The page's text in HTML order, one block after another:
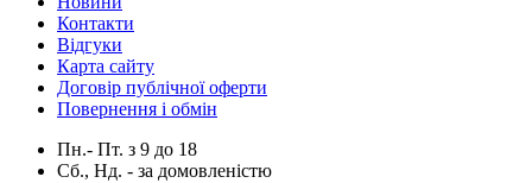
Контакти
Відгуки
Карта сайту
Договір публічної оферти
Повернення і обмін
Пн.- Пт. з 9 до 18
Сб., Нд. - за домовленістю